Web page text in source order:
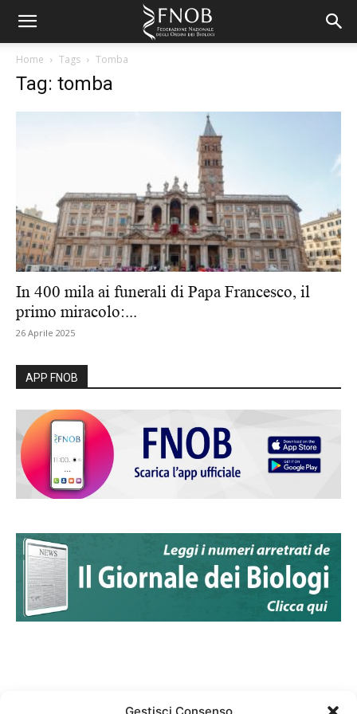
Home Tags Tomba
Tag: tomba
In 400 mila ai funerali di Papa Francesco, il
primo miracolo:...
26 Aprile 2025
APP FNOB